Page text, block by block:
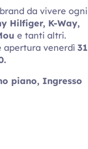
da vivere ogni
Hilfiger, K-Way,
e tanti altri.
apertura venerdì31
piano, Ingresso